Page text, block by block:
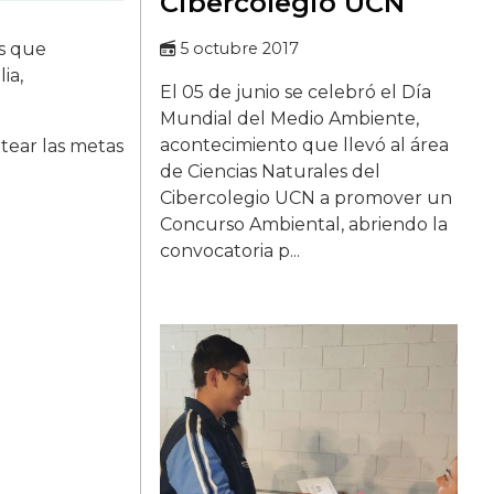
que
las metas
5 octubre 2017
El 05 de junio se celebró el Día
Mundial del Medio Ambiente,
acontecimiento que llevó al área
de Ciencias Naturales del
Cibercolegio UCN a promover un
Concurso Ambiental, abriendo la
convocatoria p...